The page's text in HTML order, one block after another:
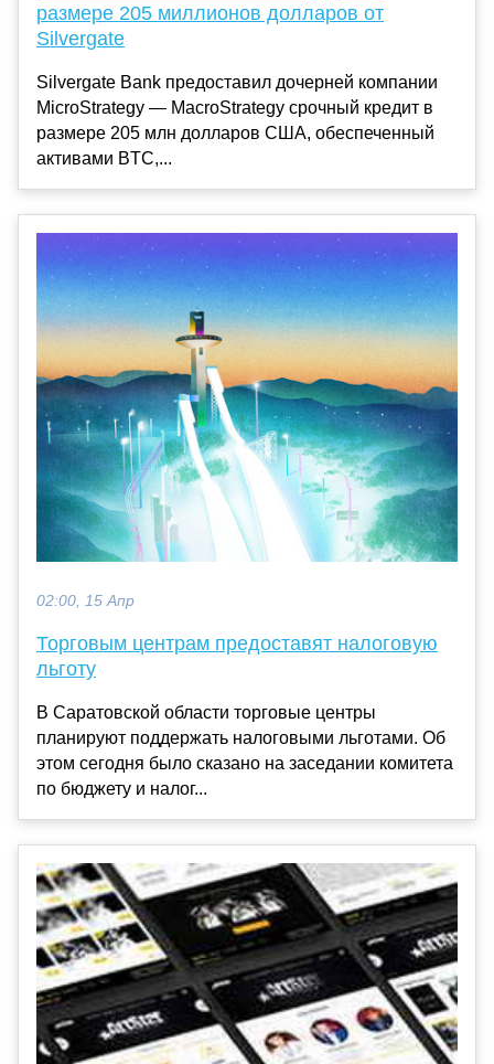
размере 205 миллионов долларов от
Silvergate
Silvergate Bank предоставил дочерней компании
MicroStrategy — MacroStrategy срочный кредит в
размере 205 млн долларов США, обеспеченный
активами BTC,...
02:00, 15 Апр
Торговым центрам предоставят налоговую
льготу
В Саратовской области торговые центры
планируют поддержать налоговыми льготами. Об
этом сегодня было сказано на заседании комитета
по бюджету и налог...